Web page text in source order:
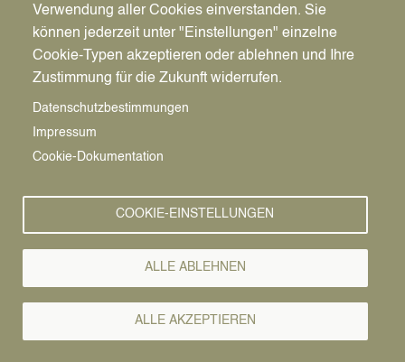
Ort
Buchhandlung Bücherwurm
Datteln
Deutschland
Verwendung aller Cookies einverstanden. Sie
können jederzeit unter "Einstellungen" einzelne
Cookie-Typen akzeptieren oder ablehnen und Ihre
Zustimmung für die Zukunft widerrufen.
Datenschutzbestimmungen
Impressum
Cookie-Dokumentation
COOKIE-EINSTELLUNGEN
ALLE ABLEHNEN
ALLE AKZEPTIEREN